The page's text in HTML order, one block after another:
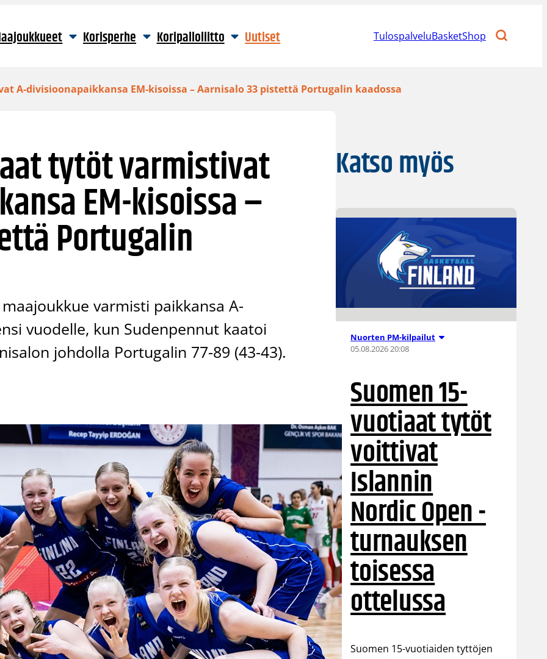
Korisperhe Koripalloliitto Uutiset TulospalveluBasketShop
A-divisioonapaikkansa EM-kisoissa – Aarnisalo 33 pistettä Portugalin kaadossa
tytöt varmistivat
EM-kisoissa –
Portugalin
varmisti paikkansa A-
vuodelle, kun Sudenpennut kaatoi
johdolla Portugalin 77-89 (43-43).
Katso myös
Nuorten PM-kilpailut
05.08.2026 20:08
Suomen 15-
vuotiaat tytöt
voittivat
Islannin
Nordic Open -
turnauksen
toisessa
ottelussa
Suomen 15-vuotiaiden tyttöjen